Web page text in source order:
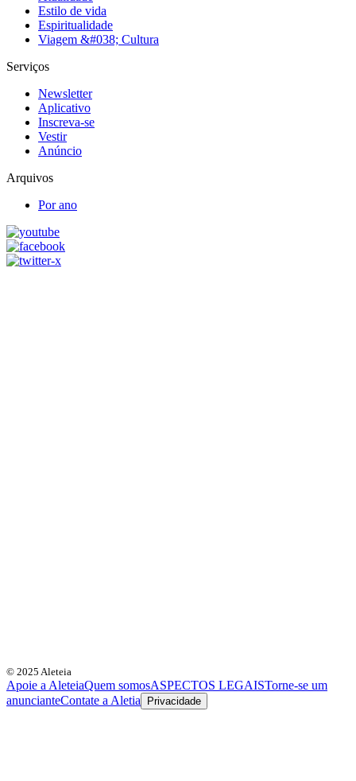
Estilo de vida
Espiritualidade
Viagem &#038; Cultura
Serviços
Newsletter
Aplicativo
Inscreva-se
Vestir
Anúncio
Arquivos
Por ano
© 2025 Aleteia
Apoie a AleteiaQuem somosASPECTOS LEGAISTorne-se um
anuncianteContate a Aletia Privacidade